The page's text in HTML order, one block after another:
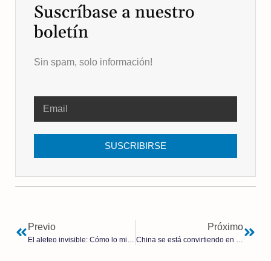
Suscríbase a nuestro
boletín
Sin spam, solo información!
SUSCRIBIRSE
Previo Próximo